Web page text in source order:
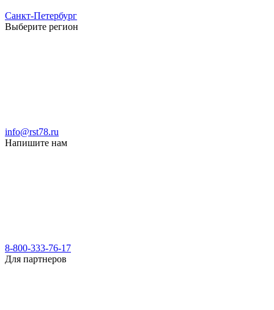
Санкт-Петербург
Выберите регион
info@rst78.ru
Напишите нам
8-800-333-76-17
Для партнеров